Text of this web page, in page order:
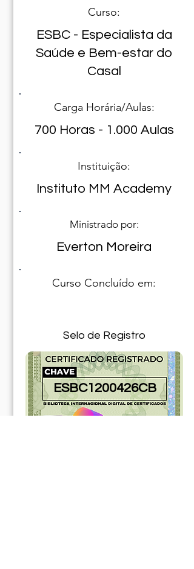
Curso:
ESBC - Especialista da
Saúde e Bem-estar do
Casal
Carga Horária/Aulas:
700 Horas - 1.000 Aulas
Instituição:
Instituto MM Academy
Ministrado por:
Everton Moreira
Curso Concluído em:
Selo de Registro
ESBC1200426CB